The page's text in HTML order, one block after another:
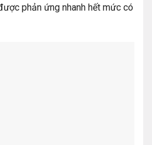
phản ứng nhanh hết mức có